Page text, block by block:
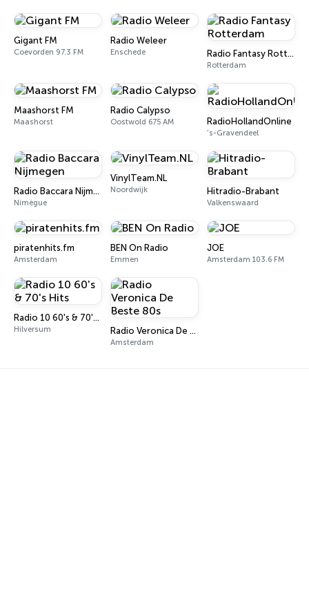
Gigant FM
Coevorden 97.3 FM
Radio Weleer
Enschede Radio Fantasy Rotterdam
Rotterdam
Maashorst FM
Maashorst
Radio Calypso
Oostwold 675 AM RadioHollandOnline
's-Gravendeel
Radio Baccara Nijmegen
Nimègue
VinylTeam.NL
Noordwijk Hitradio-Brabant
Valkenswaard
piratenhits.fm
Amsterdam
BEN On Radio
Emmen
JOE
Amsterdam 103.6 FM
Radio 10 60's & 70's Hits
Hilversum Radio Veronica De Beste 80s
Amsterdam